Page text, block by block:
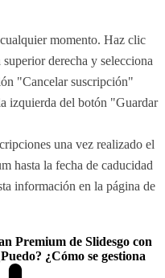
momento. Haz clic
derecha y selecciona
"Cancelar suscripción"
izquierda del botón "Guardar
una vez realizado el
hasta la fecha de caducidad
información en la página de
Premium de Slidesgo con
¿Cómo se gestiona